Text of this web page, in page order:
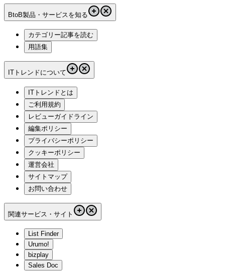
BtoB製品・サービスを知る
カテゴリー記事を読む
用語集
ITトレンドについて
ITトレンドとは
ご利用規約
レビューガイドライン
編集ポリシー
プライバシーポリシー
クッキーポリシー
運営会社
サイトマップ
お問い合わせ
関連サービス・サイト
List Finder
Urumo!
bizplay
Sales Doc